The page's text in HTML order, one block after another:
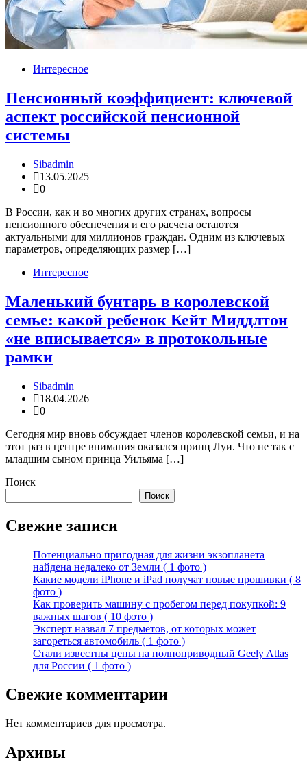
Интересное
Пенсионный коэффициент: ключевой
аспект российской пенсионной
системы
Sibadmin
13.05.2025
0
В России, как и во многих других странах, вопросы
пенсионного обеспечения и его расчета остаются
актуальными для миллионов граждан. Одним из ключевых
параметров, определяющих размер […]
Интересное
Маленький бунтарь в королевской
семье: какой ребенок Кейт Миддлтон
«не вписывается» в протокольные
рамки
Sibadmin
18.04.2026
0
Сегодня мир вновь обсуждает членов королевской семьи, и на
этот раз в центре внимания оказался принц Луи. Что не так с
младшим сыном принца Уильяма […]
Поиск
Поиск
Свежие записи
Потенциально пригодная для жизни экзопланета
найдена недалеко от Земли ( 1 фото )
Какие модели iPhone и iPad получат новые прошивки ( 8
фото )
Как проверить машину с пробегом перед покупкой: 9
важных шагов ( 10 фото )
Эксперт назвал 7 предметов, от которых может
загореться автомобиль ( 1 фото )
Стали известны цены на полноприводный Geely Atlas
для России ( 1 фото )
Свежие комментарии
Нет комментариев для просмотра.
Архивы